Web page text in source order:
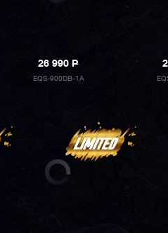
26 990P
EQS-900DB-1A